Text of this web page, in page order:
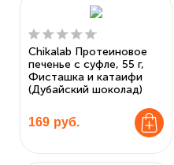
Chikalab Протеиновое
печенье с суфле, 55 г,
Фисташка и катаифи
(Дубайский шоколад)
169 руб.